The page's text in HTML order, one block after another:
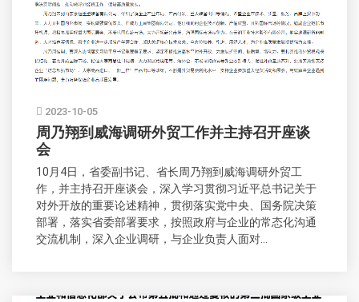
2023-10-05
周乃翔到威海调研外贸工作并主持召开座谈
会
10月4日，省委副书记、省长周乃翔到威海调研外贸工
作，并主持召开座谈会，深入学习贯彻习近平总书记关于
对外开放的重要论述精神，贯彻落实党中央、国务院决策
部署，落实省委部署要求，按照政府与企业的常态化沟通
交流机制，深入企业调研，与企业负责人面对...